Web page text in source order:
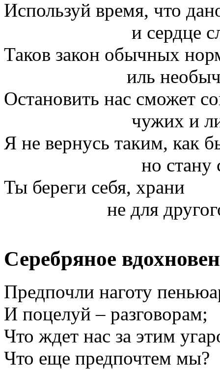
Используй время, что
и сердце
Таков закон обычных
иль
Остановить нас сможет
чужих и
Я не вернусь таким, как
но стану
Ты береги себя, храни
не для
Серебряное
Предпочли наготу
И поцелуй – разговорам;
Что ждет нас за этим
Что еще предпочтем мы?